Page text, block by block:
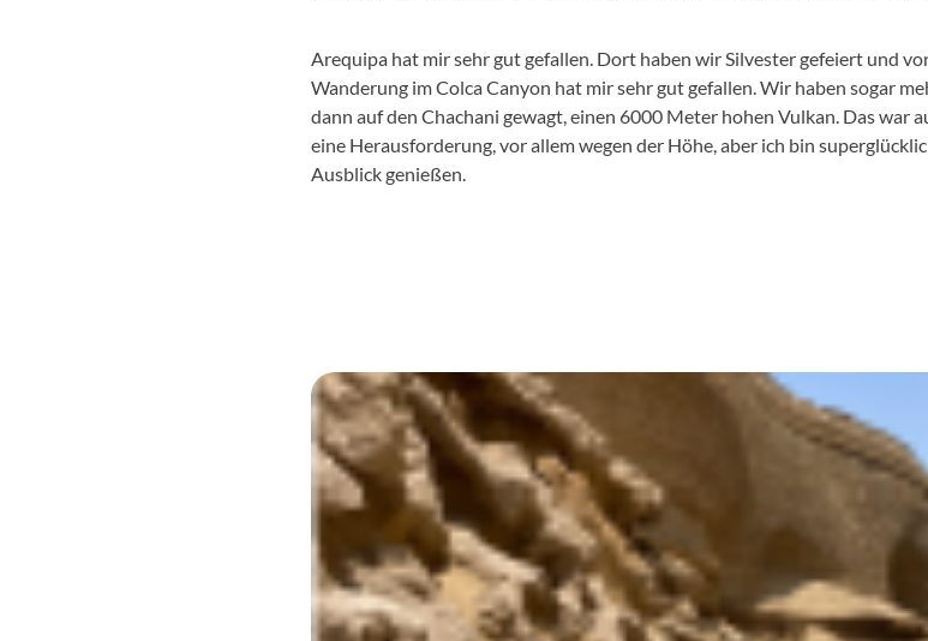
Arequipa hat mir sehr gut gefallen. Dort haben wir Silvester gefeiert und
Wanderung im Colca Canyon hat mir sehr gut gefallen. Wir haben sogar
dann auf den Chachani gewagt, einen 6000 Meter hohen Vulkan. Das war
eine Herausforderung, vor allem wegen der Höhe, aber ich bin
Ausblick genießen.